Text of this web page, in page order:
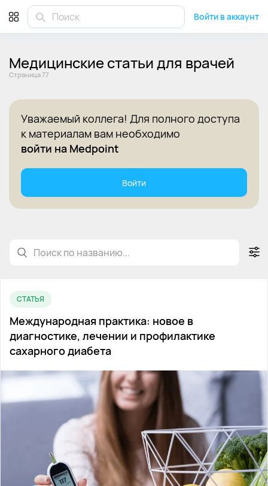
Войти в аккаунт
Медицинские статьи для врачей
Cтраница 77
Уважаемый коллега! Для полного доступа
к материалам вам необходимо
войти на Medpoint
Войти
СТАТЬЯ
Международная практика: новое в
диагностике, лечении и профилактике
сахарного диабета